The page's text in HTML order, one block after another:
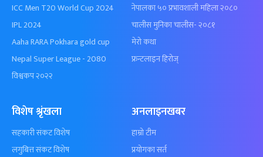
ICC Men T20 World Cup 2024
IPL 2024
Aaha RARA Pokhara gold cup
Nepal Super League - 2080
विश्वकप २०२२
नेपालका ५० प्रभावशाली महिला २०८०
चालीस मुनिका चालीस- २०८१
मेरो कथा
फ्रन्टलाइन हिरोज्
विशेष श्रृंखला
सहकारी संकट विशेष
लगुबित्त संकट विशेष
अनलाइनखबर
हाम्रो टीम
प्रयोगका सर्त